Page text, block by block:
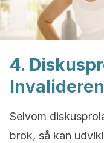
4.
Selvom
brok, så kan